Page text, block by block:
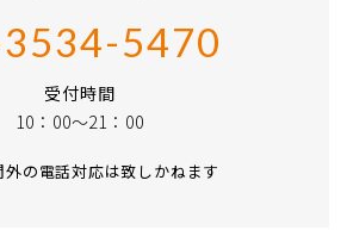
5470
受付時間
10：00～21：00
外の電話対応は致しかねます